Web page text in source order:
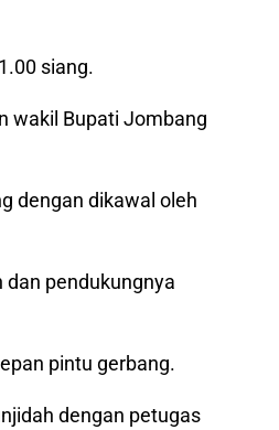
siang.
wakil Bupati Jombang
dengan dikawal oleh
dan pendukungnya
pintu gerbang.
dengan petugas